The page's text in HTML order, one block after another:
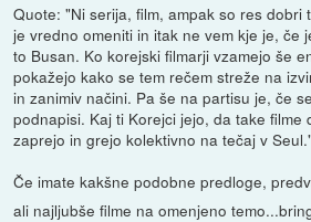
Quote: "Ni serija, film, ampak so res dobri
je vredno omeniti in itak ne vem kje je, če
to Busan. Ko korejski filmarji vzamejo še
pokažejo kako se tem rečem streže na
in zanimiv načini. Pa še na partisu je, če
podnapisi. Kaj ti Korejci jejo, da take filme
zaprejo in grejo kolektivno na tečaj v
Če imate kakšne podobne predloge,
ali najljubše filme na omenjeno